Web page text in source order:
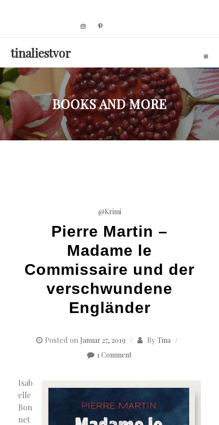
tinaliestvor
BOOKS AND MORE
@Krimi
Pierre Martin –
Madame le
Commissaire und der
verschwundene
Engländer
Posted on Januar 27, 2019 By Tina
1 Comment
Isab
elle
Bon
net